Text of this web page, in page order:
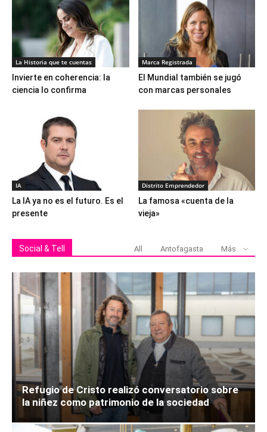
La Historia que te cuentas
Invierte en coherencia: la
ciencia lo confirma
Marca Registrada
El Mundial también se jugó
con marcas personales
IA
La IA ya no es el futuro. Es el
presente
Distrito Emprendedor
La famosa «cuenta de la
vieja»
Social & Tell All Antofagasta Más
Refugio de Cristo realizó conversatorio sobre
la niñez como patrimonio de la sociedad